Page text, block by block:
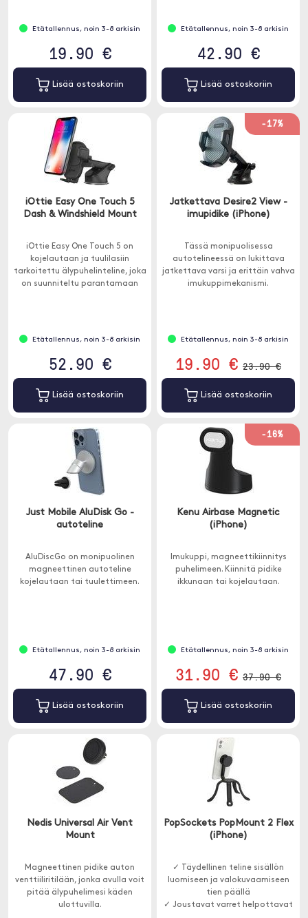
Etätallennus, noin 3-8 arkisin
19.90 €
Lisää ostoskoriin
Etätallennus, noin 3-8 arkisin
42.90 €
Lisää ostoskoriin
iOttie Easy One Touch 5
Dash & Windshield Mount
iOttie Easy One Touch 5 on
kojelautaan ja tuulilasiin
tarkoitettu älypuhelinteline, joka
on suunniteltu parantamaan
Etätallennus, noin 3-8 arkisin
52.90 €
Lisää ostoskoriin
-17%
Jatkettava Desire2 View -
imupidike (iPhone)
Tässä monipuolisessa
autotelineessä on lukittava
jatkettava varsi ja erittäin vahva
imukuppimekanismi.
Etätallennus, noin 3-8 arkisin
19.90 € 23.90 €
Lisää ostoskoriin
Just Mobile AluDisk Go -
autoteline
AluDiscGo on monipuolinen
magneettinen autoteline
kojelautaan tai tuulettimeen.
Etätallennus, noin 3-8 arkisin
47.90 €
Lisää ostoskoriin
-16%
Kenu Airbase Magnetic
(iPhone)
Imukuppi, magneettikiinnitys
puhelimeen. Kiinnitä pidike
ikkunaan tai kojelautaan.
Etätallennus, noin 3-8 arkisin
31.90 € 37.90 €
Lisää ostoskoriin
Nedis Universal Air Vent
Mount
Magneettinen pidike auton
venttiiliritilään, jonka avulla voit
pitää älypuhelimesi käden
ulottuvilla.
PopSockets PopMount 2 Flex
(iPhone)
✓ Täydellinen teline sisällön
luomiseen ja valokuvaamiseen
tien päällä
✓ Joustavat varret helpottavat